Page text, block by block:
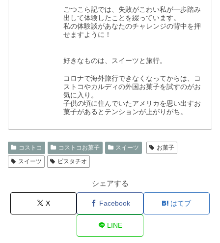
ごつこら記では、失敗がこわい私が一歩踏み
出して体験したことを綴っています。
私の体験談があなたのチャレンジの背中を押
せますように！
好きなものは、スイーツと旅行。
コロナで海外旅行できなくなってからは、コ
ストコやカルディの外国お菓子を試すのがお
気に入り。
子供の頃に住んでいたアメリカを思い出すお
菓子があるとテンションが上がりがち。
コストコ コストコお菓子 スイーツ
お菓子
スイーツ
ピスタチオ
シェアする
X Facebook はてブ
LINE